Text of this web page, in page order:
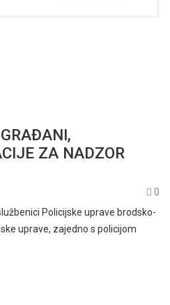
ZA NADZOR
0
Policijske uprave brodsko-
uprave, zajedno s policijom